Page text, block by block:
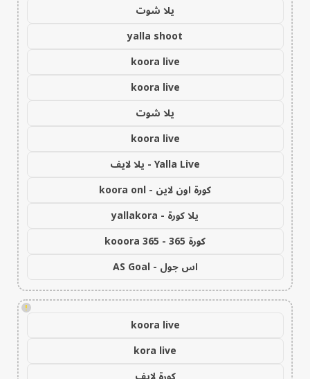
يلا شوت
yalla shoot
koora live
koora live
يلا شوت
koora live
Yalla Live - يلا لايف
كورة اون لاين - koora onl
يلا كورة - yallakora
كورة 365 - kooora 365
اس جول - AS Goal
!
koora live
kora live